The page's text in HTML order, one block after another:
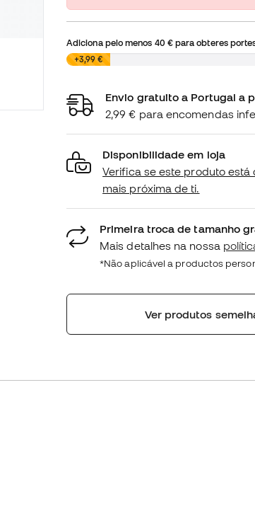
Adiciona pelo menos 40 €para obteres
0,00 €
+3,99 €
Envio gratuito a Portugal a
2,99 € para encomendas
Disponibilidade em loja
Verifica se este produto está
mais próxima de ti.
Primeira troca de tamanho
Mais detalhes na nossa
*Não aplicável a productos
Ver produtos